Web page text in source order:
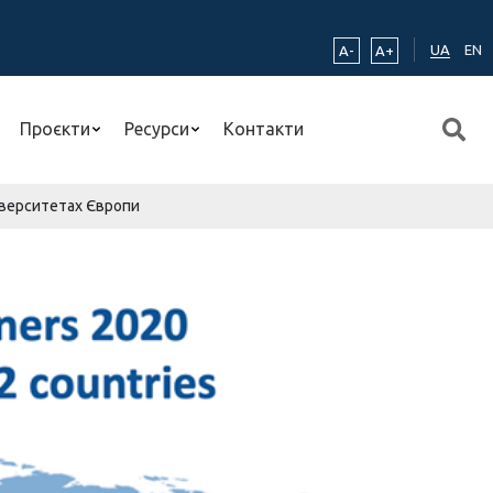
A- A+ UA EN
Проєкти Ресурси Контакти
Європи